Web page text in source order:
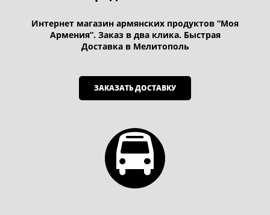
Интернет магазин армянских продуктов “Моя
Армения”. Заказ в два клика. Быстрая
Доставка в Мелитополь
ЗАКАЗАТЬ ДОСТАВКУ